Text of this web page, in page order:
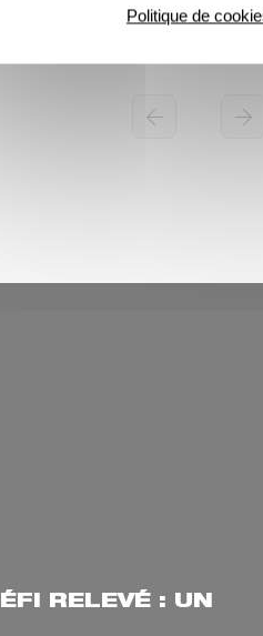
RELEVÉ : UN
Politique de